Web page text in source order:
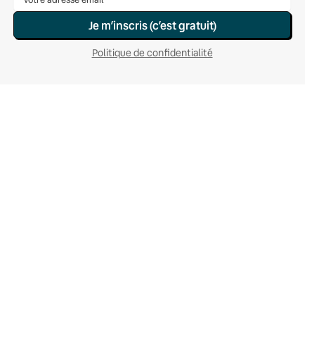
Je m’inscris (c’est gratuit)
Politique de confidentialité